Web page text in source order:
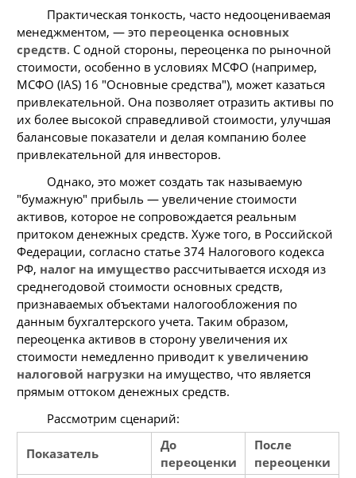
Практическая тонкость, часто недооцениваемая
менеджментом, — это переоценка основных
средств. С одной стороны, переоценка по рыночной
стоимости, особенно в условиях МСФО (например,
МСФО (IAS) 16 "Основные средства"), может казаться
привлекательной. Она позволяет отразить активы по
их более высокой справедливой стоимости, улучшая
балансовые показатели и делая компанию более
привлекательной для инвесторов.
Однако, это может создать так называемую
"бумажную" прибыль — увеличение стоимости
активов, которое не сопровождается реальным
притоком денежных средств. Хуже того, в Российской
Федерации, согласно статье 374 Налогового кодекса
РФ, налог на имущество рассчитывается исходя из
среднегодовой стоимости основных средств,
признаваемых объектами налогообложения по
данным бухгалтерского учета. Таким образом,
переоценка активов в сторону увеличения их
стоимости немедленно приводит к увеличению
налоговой нагрузки на имущество, что является
прямым оттоком денежных средств.
Рассмотрим сценарий:
Показатель
До
переоценки
После
переоценки